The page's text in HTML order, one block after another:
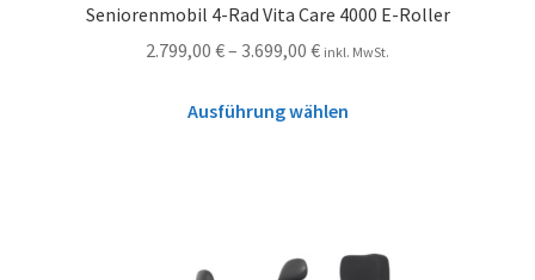
Seniorenmobil 4-Rad Vita Care 4000 E-Roller
2.799,00 €– 3.699,00 € inkl. MwSt.
Ausführung wählen